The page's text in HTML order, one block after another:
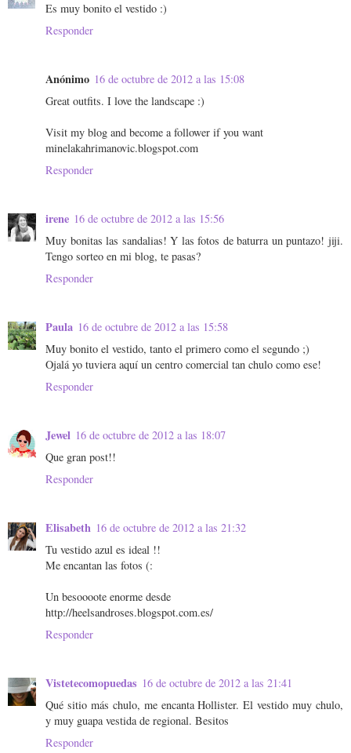
Es muy bonito el vestido :)
Responder
Anónimo 16 de octubre de 2012 a las 15:08
Great outfits. I love the landscape :)
Visit my blog and become a follower if you want
minelakahrimanovic.blogspot.com
Responder
irene 16 de octubre de 2012 a las 15:56
Muy bonitas las sandalias! Y las fotos de baturra un puntazo! jiji.
Tengo sorteo en mi blog, te pasas?
Responder
Paula 16 de octubre de 2012 a las 15:58
Muy bonito el vestido, tanto el primero como el segundo ;)
Ojalá yo tuviera aquí un centro comercial tan chulo como ese!
Responder
Jewel 16 de octubre de 2012 a las 18:07
Que gran post!!
Responder
Elisabeth 16 de octubre de 2012 a las 21:32
Tu vestido azul es ideal !!
Me encantan las fotos (:
Un besoooote enorme desde
http://heelsandroses.blogspot.com.es/
Responder
Vistetecomopuedas 16 de octubre de 2012 a las 21:41
Qué sitio más chulo, me encanta Hollister. El vestido muy chulo,
y muy guapa vestida de regional. Besitos
Responder